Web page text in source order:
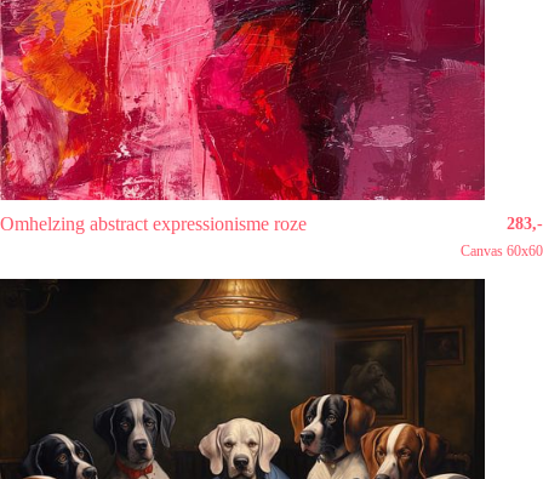
Omhelzing abstract expressionisme roze 283,-
Canvas 60x60